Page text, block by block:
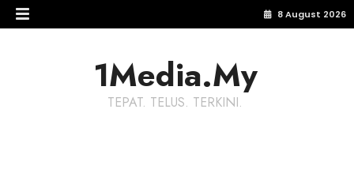
8 August 2026
1Media.My
TEPAT. TELUS. TERKINI.